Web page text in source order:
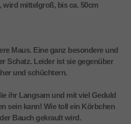
wird mittelgroß, bis ca. 50cm
Maus. Eine ganz besondere und
Schatz. Leider ist sie gegenüber
und schüchtern.
ihr Langsam und mit viel Geduld
sein kann! Wie toll ein Körbchen
Bauch gekrault wird.